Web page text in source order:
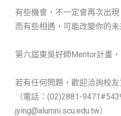
有些機會，不一定會再次出現
而有些相遇，可能改變你的未
第六屆東吳好師Mentor計畫，
若有任何問題，歡迎洽詢校
（電話：(02)2881-
jying@alumni.scu.edu.tw）